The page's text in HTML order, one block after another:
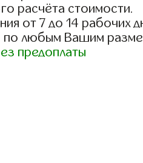
расчёта стоимости.
от 7 до 14 рабочих
по любым Вашим
предоплаты